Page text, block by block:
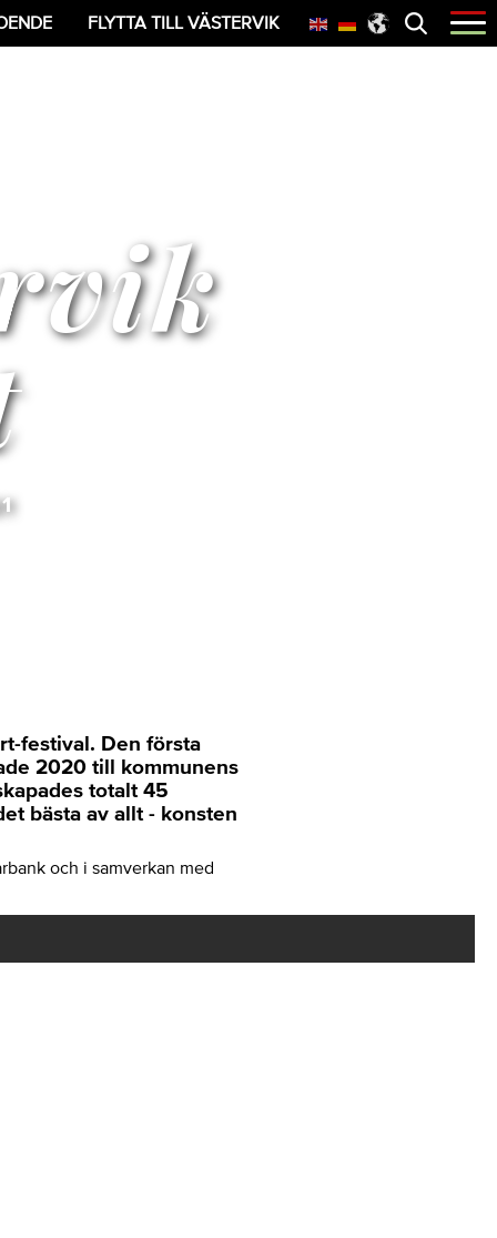
Öppna
menyn
FLYTTA TILL VÄSTERVIK
festival. Den första
2020 till kommunens
totalt 45
bästa av allt - konsten
och i samverkan med